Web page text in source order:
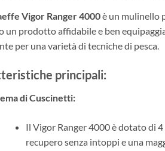
Vigor Ranger 4000è un mulinello
un prodotto affidabile e ben
per una varietà di tecniche di pesca.
principali:
di Cuscinetti:
Il Vigor Ranger 4000 è dotato di
recupero senza intoppi e una